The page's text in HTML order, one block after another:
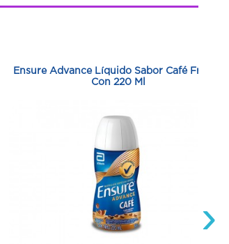
Ensure Advance Líquido Sabor Café Frasco
Con 220 Ml
›